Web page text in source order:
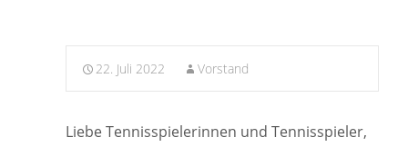
22. Juli 2022 Vorstand
Liebe Tennisspielerinnen und Tennisspieler,